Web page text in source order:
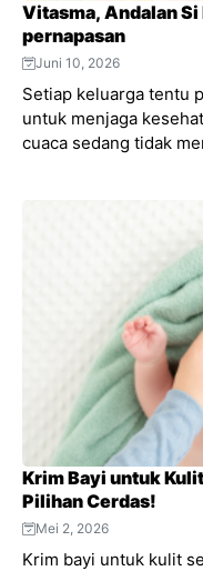
Vitasma, Andalan Si
pernapasan
Juni 10, 2026
Setiap keluarga tentu
untuk menjaga
cuaca sedang tidak
Krim Bayi untuk
Pilihan Cerdas!
Mei 2, 2026
Krim bayi untuk kulit